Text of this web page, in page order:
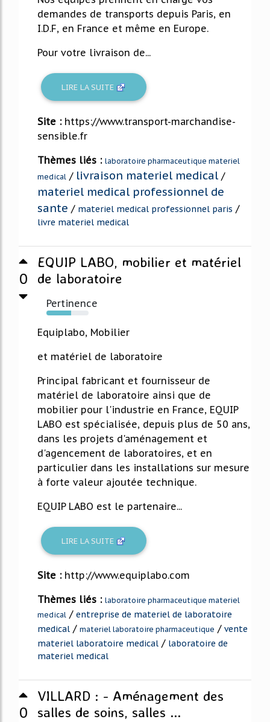
demandes de transports depuis Paris, en
I.D.F, en France et même en Europe.
Pour votre livraison de...
LIRE LA SUITE
Site : https://www.transport-marchandise-
sensible.fr
Thèmes liés : laboratoire pharmaceutique materiel
medical / livraison materiel medical/
materiel medical professionnel de
sante / materiel medical professionnel paris /
livre materiel medical
0
EQUIP LABO, mobilier et matériel
de laboratoire
Pertinence
59%
Equiplabo, Mobilier
et matériel de laboratoire
Principal fabricant et fournisseur de
matériel de laboratoire ainsi que de
mobilier pour l'industrie en France, EQUIP
LABO est spécialisée, depuis plus de 50 ans,
dans les projets d'aménagement et
d'agencement de laboratoires, et en
particulier dans les installations sur mesure
à forte valeur ajoutée technique.
EQUIP LABO est le partenaire...
LIRE LA SUITE
Site : http://www.equiplabo.com
Thèmes liés : laboratoire pharmaceutique materiel
medical / entreprise de materiel de laboratoire
medical / materiel laboratoire pharmaceutique / vente
materiel laboratoire medical / laboratoire de
materiel medical
0
VILLARD : - Aménagement des
salles de soins, salles ...